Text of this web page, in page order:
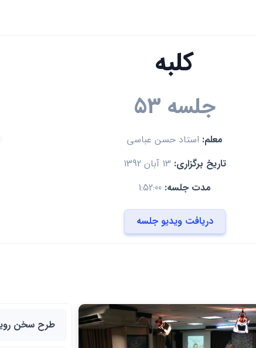
کلبه
جلسه 53
معلم: استاد حسن عباسی
تاریخ برگزاری: 13 آبان 1392
مدت جلسه: 1:52:00
دریافت ویدیو جلسه
طرح سخن